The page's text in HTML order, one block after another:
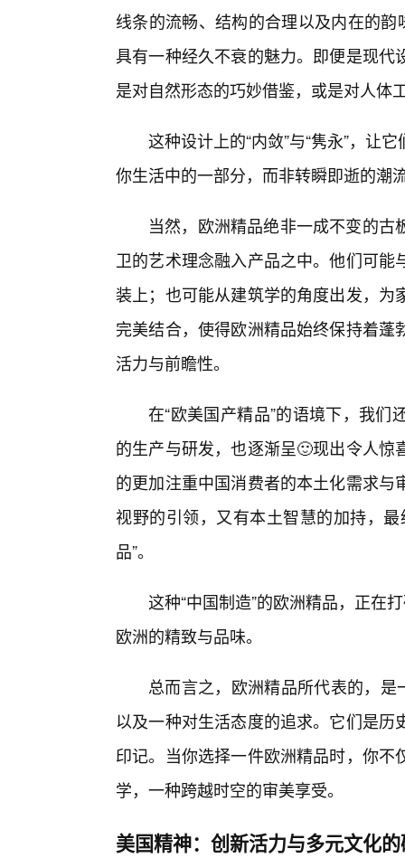
线条的流畅、结构的合理以及内在的
具有一种经久不衰的魅力。即便是现
是对自然形态的巧妙借鉴，或是对人体
这种设计上的“内敛”与“隽永”，让
你生活中的一部分，而非转瞬即逝的潮
当然，欧洲精品绝非一成不变的
卫的艺术理念融入产品之中。他们可
装上；也可能从建筑学的角度出发，
完美结合，使得欧洲精品始终保持着
活力与前瞻性。
在“欧美国产精品”的语境下，我
的生产与研发，也逐渐呈🙂现出令人
的更加注重中国消费者的本土化需求
视野的引领，又有本土智慧的加持，
品”。
这种“中国制造”的欧洲精品，正在
欧洲的精致与品味。
总而言之，欧洲精品所代表的，
以及一种对生活态度的追求。它们是
印记。当你选择一件欧洲精品时，你
学，一种跨越时空的审美享受。
美国精神：创新活力与多元文化